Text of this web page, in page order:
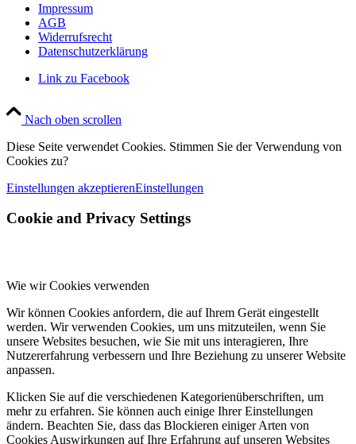
Impressum
AGB
Widerrufsrecht
Datenschutzerklärung
Link zu Facebook
Nach oben scrollen
Diese Seite verwendet Cookies. Stimmen Sie der Verwendung von
Cookies zu?
Einstellungen akzeptierenEinstellungen
Cookie and Privacy Settings
Wie wir Cookies verwenden
Wir können Cookies anfordern, die auf Ihrem Gerät eingestellt
werden. Wir verwenden Cookies, um uns mitzuteilen, wenn Sie
unsere Websites besuchen, wie Sie mit uns interagieren, Ihre
Nutzererfahrung verbessern und Ihre Beziehung zu unserer Website
anpassen.
Klicken Sie auf die verschiedenen Kategorienüberschriften, um
mehr zu erfahren. Sie können auch einige Ihrer Einstellungen
ändern. Beachten Sie, dass das Blockieren einiger Arten von
Cookies Auswirkungen auf Ihre Erfahrung auf unseren Websites